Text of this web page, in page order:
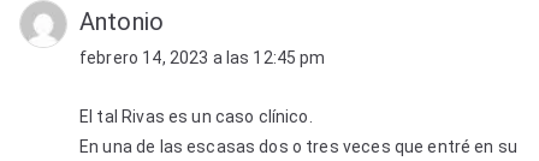
Antonio
febrero 14, 2023 a las 12:45 pm
El tal Rivas es un caso clínico.
En una de las escasas dos o tres veces que entré en su